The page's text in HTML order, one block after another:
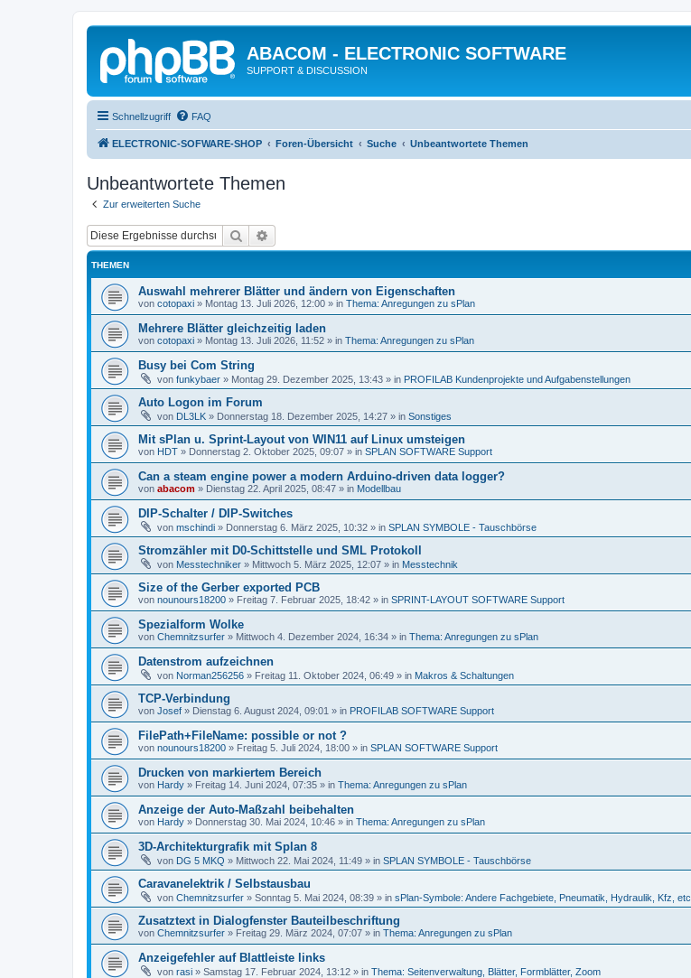
ABACOM - ELECTRONIC SOFTWARE
SUPPORT & DISCUSSION
Schnellzugriff FAQ
ELECTRONIC-SOFWARE-SHOP Foren-Übersicht Suche Unbeantwortete Themen
Unbeantwortete Themen
Zur erweiterten Suche
Suche
THEMEN
Auswahl mehrerer Blätter und ändern von Eigenschaften
von cotopaxi » Montag 13. Juli 2026, 12:00 » in Thema: Anregungen zu sPlan
Mehrere Blätter gleichzeitig laden
von cotopaxi » Montag 13. Juli 2026, 11:52 » in Thema: Anregungen zu sPlan
Busy bei Com String
von funkybaer » Montag 29. Dezember 2025, 13:43 » in PROFILAB Kundenprojekte und Aufgabenstellungen
Auto Logon im Forum
von DL3LK » Donnerstag 18. Dezember 2025, 14:27 » in Sonstiges
Mit sPlan u. Sprint-Layout von WIN11 auf Linux umsteigen
von HDT » Donnerstag 2. Oktober 2025, 09:07 » in SPLAN SOFTWARE Support
Can a steam engine power a modern Arduino-driven data logger?
von abacom » Dienstag 22. April 2025, 08:47 » in Modellbau
DIP-Schalter / DIP-Switches
von mschindi » Donnerstag 6. März 2025, 10:32 » in SPLAN SYMBOLE - Tauschbörse
Stromzähler mit D0-Schittstelle und SML Protokoll
von Messtechniker » Mittwoch 5. März 2025, 12:07 » in Messtechnik
Size of the Gerber exported PCB
von nounours18200 » Freitag 7. Februar 2025, 18:42 » in SPRINT-LAYOUT SOFTWARE Support
Spezialform Wolke
von Chemnitzsurfer » Mittwoch 4. Dezember 2024, 16:34 » in Thema: Anregungen zu sPlan
Datenstrom aufzeichnen
von Norman256256 » Freitag 11. Oktober 2024, 06:49 » in Makros & Schaltungen
TCP-Verbindung
von Josef » Dienstag 6. August 2024, 09:01 » in PROFILAB SOFTWARE Support
FilePath+FileName: possible or not ?
von nounours18200 » Freitag 5. Juli 2024, 18:00 » in SPLAN SOFTWARE Support
Drucken von markiertem Bereich
von Hardy » Freitag 14. Juni 2024, 07:35 » in Thema: Anregungen zu sPlan
Anzeige der Auto-Maßzahl beibehalten
von Hardy » Donnerstag 30. Mai 2024, 10:46 » in Thema: Anregungen zu sPlan
3D-Architekturgrafik mit Splan 8
von DG 5 MKQ » Mittwoch 22. Mai 2024, 11:49 » in SPLAN SYMBOLE - Tauschbörse
Caravanelektrik / Selbstausbau
von Chemnitzsurfer » Sonntag 5. Mai 2024, 08:39 » in sPlan-Symbole: Andere Fachgebiete, Pneumatik, Hydraulik, Kfz, etc.
Zusatztext in Dialogfenster Bauteilbeschriftung
von Chemnitzsurfer » Freitag 29. März 2024, 07:07 » in Thema: Anregungen zu sPlan
Anzeigefehler auf Blattleiste links
von rasi » Samstag 17. Februar 2024, 13:12 » in Thema: Seitenverwaltung, Blätter, Formblätter, Zoom